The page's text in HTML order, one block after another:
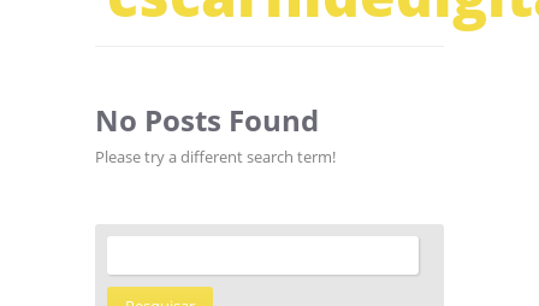
No Posts Found
Please try a different search term!